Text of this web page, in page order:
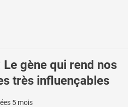
Le gène qui rend nos
très influençables
5 mois